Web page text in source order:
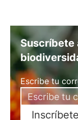
Suscríbete
Escribe tu
Inscríbete